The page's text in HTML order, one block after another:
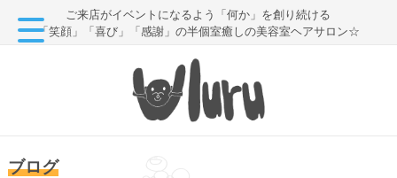
ご来店がイベントになるよう「何か」を創り続ける
「笑顔」「喜び」「感謝」の半個室癒しの美容室ヘアサロン☆
ブログ